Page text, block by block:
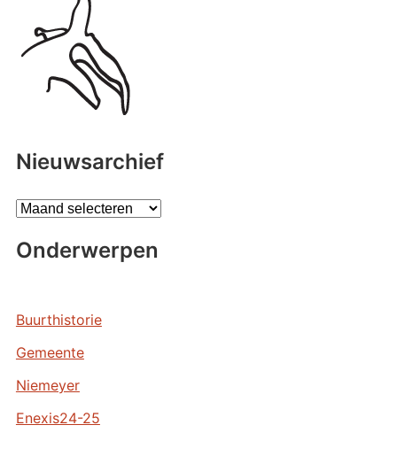
Nieuwsarchief
A
c
e
e
n
Onderwerpen
Buurthistorie
Gemeente
Niemeyer
Enexis24-25